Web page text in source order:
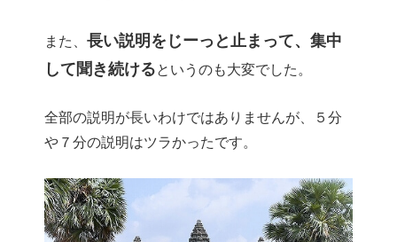
また、 長い説明をじーっと止まって、集中
して聞き続けるというのも大変でした。
全部の説明が長いわけではありませんが、５分
や７分の説明はツラかったです。